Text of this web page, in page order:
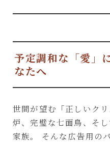
予定調和な「愛」
なたへ
世間が望む「正しいク
炉、完璧な七面鳥、そ
家族。 そんな広告用の